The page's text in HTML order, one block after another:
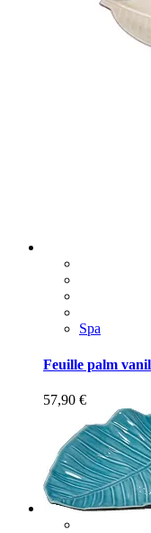
Spa
Feuille palm
57,90 €